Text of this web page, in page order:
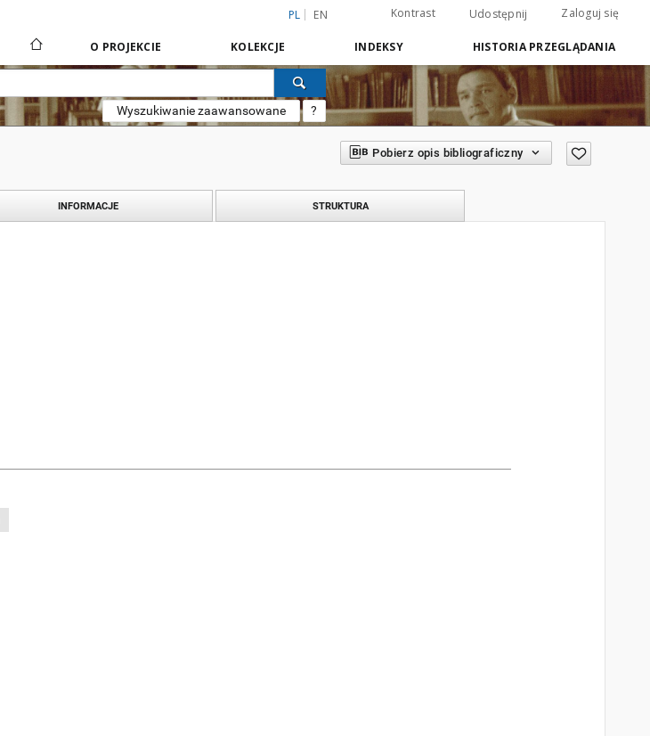
PL EN Kontrast Udostępnij Zaloguj się
O PROJEKCIE KOLEKCJE INDEKSY HISTORIA PRZEGLĄDANIA
Wyszukiwanie zaawansowane ?
Pobierz opis bibliograficzny
INFORMACJE STRUKTURA